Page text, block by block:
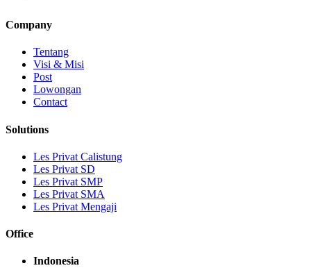
Company
Tentang
Visi & Misi
Post
Lowongan
Contact
Solutions
Les Privat Calistung
Les Privat SD
Les Privat SMP
Les Privat SMA
Les Privat Mengaji
Office
Indonesia